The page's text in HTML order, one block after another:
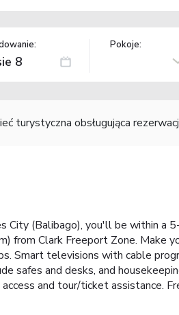
Pokoje:
turystyczna obsługująca
City (Balibago), you'll be within a
from Clark Freeport Zone.
Smart televisions with cable
safes and desks, and
and tour/ticket assistance.